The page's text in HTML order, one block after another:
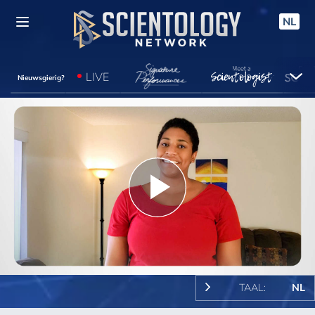
NL
Nieuwsgierig? LIVE
Play
Video
TAAL: NL